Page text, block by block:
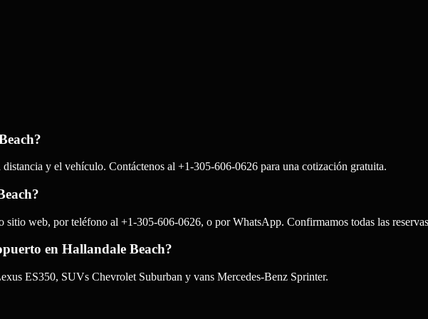
y el vehículo. Contáctenos al +1-305-606-0626 para una cotización gratuita.
sitio web, por teléfono al +1-305-606-0626, o por WhatsApp. Confirmamos todas las
en Hallandale Beach?
ES350, SUVs Chevrolet Suburban y vans Mercedes-Benz Sprinter.